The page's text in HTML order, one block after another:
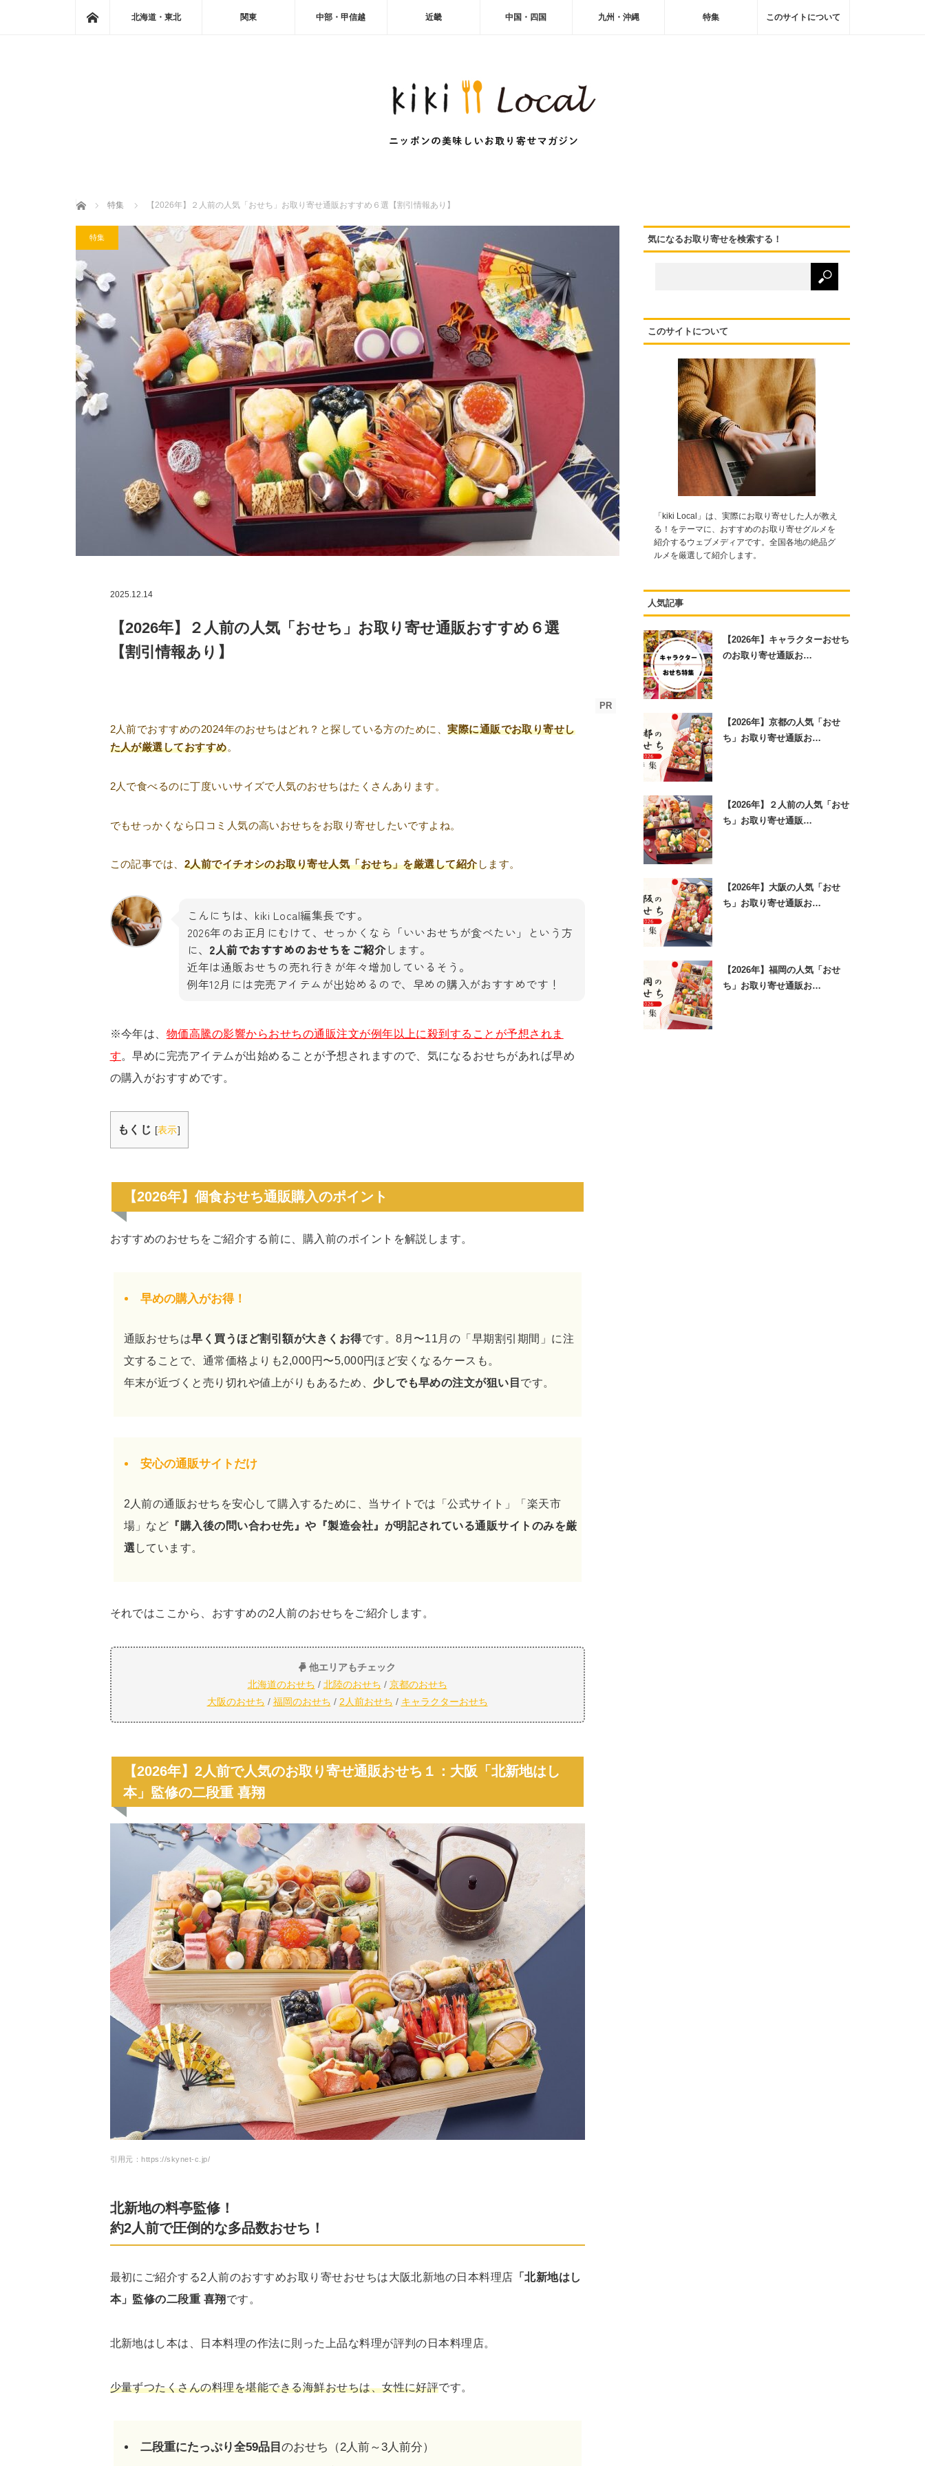
ホーム北海道・東北 関東 中部・甲信越 近畿 中国・四国 九州・沖縄 特集 このサイトについて
ホーム 特集 【2026年】２人前の人気「おせち」お取り寄せ通販おすすめ６選【割引情報あり】
特集
2025.12.14
【2026年】２人前の人気「おせち」お取り寄せ通販おすすめ６選
【割引情報あり】
PR
2人前でおすすめの2024年のおせちはどれ？と探している方のために、実際に通販でお取り寄せし
た人が厳選しておすすめ。
2人で食べるのに丁度いいサイズで人気のおせちはたくさんあります。
でもせっかくなら口コミ人気の高いおせちをお取り寄せしたいですよね。
この記事では、 2人前でイチオシのお取り寄せ人気「おせち」を厳選して紹介します。
こんにちは、kiki Local編集長です。
2026年のお正月にむけて、せっかくなら「いいおせちが食べたい」という方
に、 2人前でおすすめのおせちをご紹介します。
近年は通販おせちの売れ行きが年々増加しているそう。
例年12月には完売アイテムが出始めるので、早めの購入がおすすめです！
※今年は、 物価高騰の影響からおせちの通販注文が例年以上に殺到することが予想されま
す。早めに完売アイテムが出始めることが予想されますので、気になるおせちがあれば早め
の購入がおすすめです。
もくじ [表示]
【2026年】個食おせち通販購入のポイント
おすすめのおせちをご紹介する前に、購入前のポイントを解説します。
早めの購入がお得！
通販おせちは早く買うほど割引額が大きくお得です。8月〜11月の「早期割引期間」に注
文することで、通常価格よりも2,000円〜5,000円ほど安くなるケースも。
年末が近づくと売り切れや値上がりもあるため、 少しでも早めの注文が狙い目 です。
安心の通販サイトだけ
2人前の通販おせちを安心して購入するために、当サイトでは「公式サイト」「楽天市
場」など 『購入後の問い合わせ先』や『製造会社』が明記されている通販サイトのみを厳
選 しています。
それではここから、おすすめの2人前のおせちをご紹介します。
他エリアもチェック
北海道のおせち / 北陸のおせち / 京都のおせち
大阪のおせち / 福岡のおせち / 2人前おせち / キャラクターおせち
【2026年】2人前で人気のお取り寄せ通販おせち１：大阪「北新地はし
本」監修の二段重 喜翔
引用元：https://skynet-c.jp/
北新地の料亭監修！
約2人前で圧倒的な多品数おせち！
最初にご紹介する2人前のおすすめお取り寄せおせちは大阪北新地の日本料理店 「北新地はし
本」監修の二段重 喜翔 です。
北新地はし本は、日本料理の作法に則った上品な料理が評判の日本料理店。
少量ずつたくさんの料理を堪能できる海鮮おせちは、女性に好評です。
二段重にたっぷり全59品目 のおせち（2人前～3人前分）
気になるお取り寄せを検索する！
このサイトについて
「kiki Local」は、実際にお取り寄せした人が教え
る！をテーマに、おすすめのお取り寄せグルメを
紹介するウェブメディアです。全国各地の絶品グ
ルメを厳選して紹介します。
人気記事
【2026年】キャラクターおせち
のお取り寄せ通販お…
【2026年】京都の人気「おせ
ち」お取り寄せ通販お…
【2026年】２人前の人気「おせ
ち」お取り寄せ通販…
【2026年】大阪の人気「おせ
ち」お取り寄せ通販お…
【2026年】福岡の人気「おせ
ち」お取り寄せ通販お…